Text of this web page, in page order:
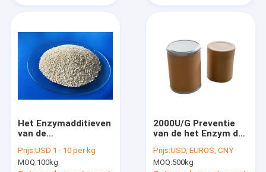
Het Enzymadditieven
van de
Prijs:USD 1 - 10 per kg
MOQ:100kg
2000U/G Preventie
van de het Enzym de
de glucoseoxydase
Geen Bijwerking
Prijs:USD, EUROS, CNY
MOQ:500kg